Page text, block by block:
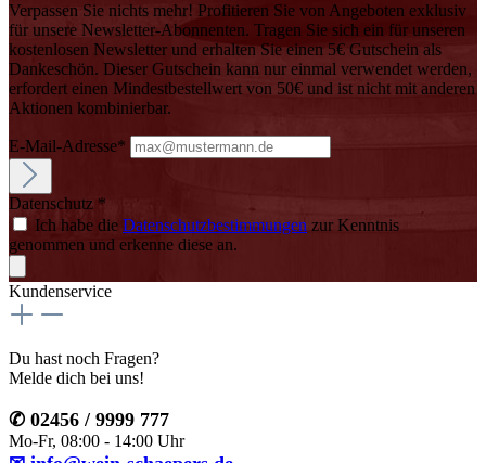
Verpassen Sie nichts mehr! Profitieren Sie von Angeboten exklusiv
für unsere Newsletter-Abonnenten. Tragen Sie sich ein für unseren
kostenlosen Newsletter und erhalten Sie einen 5€ Gutschein als
Dankeschön. Dieser Gutschein kann nur einmal verwendet werden,
erfordert einen Mindestbestellwert von 50€ und ist nicht mit anderen
Aktionen kombinierbar.
E-Mail-Adresse*
Datenschutz *
Ich habe die Datenschutzbestimmungen zur Kenntnis
genommen und erkenne diese an.
Kundenservice
Du hast noch Fragen?
Melde dich bei uns!
✆ 02456 / 9999 777
Mo-Fr, 08:00 - 14:00 Uhr